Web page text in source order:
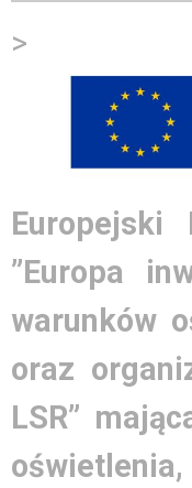
>
Europejski
”Europa
warunków
oraz
LSR”